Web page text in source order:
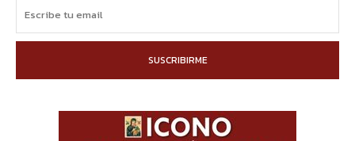
SUSCRIBIRME